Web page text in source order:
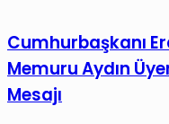
Cumhurbaşkanı
Memuru Aydın
Mesajı